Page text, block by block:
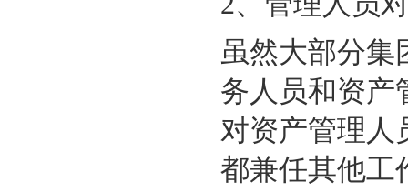
虽然大部分集
务人员和资产
对资产管理人
都兼任其他工